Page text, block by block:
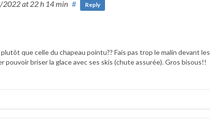
2022at 22 h 14 min # Reply
que celle du chapeau pointu?? Fais pas trop le malin devant les
pouvoir briser la glace avec ses skis (chute assurée). Gros bisous!!